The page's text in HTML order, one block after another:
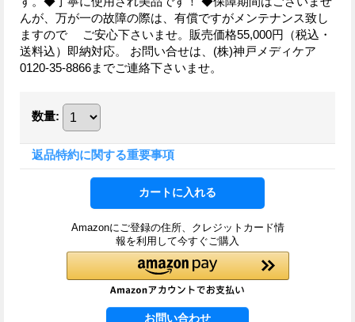
んが、万が一の故障の際は、有償ですがメンテナンス致し
ますので ご安心下さいませ。販売価格55,000円（税込・
送料込）即納対応。 お問い合せは、(株)神戸メディケア
0120-35-8866までご連絡下さいませ。
数量:
返品特約に関する重要事項
Amazonにご登録の住所、クレジットカード情
報を利用して今すぐご購入